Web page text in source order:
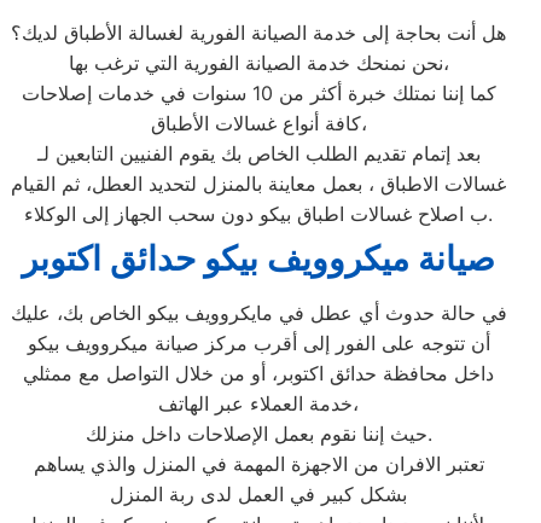
هل أنت بحاجة إلى خدمة الصيانة الفورية لغسالة الأطباق لديك؟
نحن نمنحك خدمة الصيانة الفورية التي ترغب بها،
كما إننا نمتلك خبرة أكثر من 10 سنوات في خدمات إصلاحات
كافة أنواع غسالات الأطباق،
بعد إتمام تقديم الطلب الخاص بك يقوم الفنيين التابعين لـ
غسالات الاطباق ، بعمل معاينة بالمنزل لتحديد العطل، ثم القيام
ب اصلاح غسالات اطباق بيكو دون سحب الجهاز إلى الوكلاء.
صيانة ميكروويف بيكو حدائق اكتوبر
في حالة حدوث أي عطل في مايكروويف بيكو الخاص بك، عليك
أن تتوجه على الفور إلى أقرب مركز صيانة ميكروويف بيكو
داخل محافظة حدائق اكتوبر، أو من خلال التواصل مع ممثلي
خدمة العملاء عبر الهاتف،
حيث إننا نقوم بعمل الإصلاحات داخل منزلك.
تعتبر الافران من الاجهزة المهمة في المنزل والذي يساهم
بشكل كبير في العمل لدى ربة المنزل